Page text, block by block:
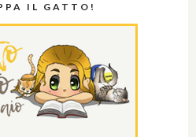
IL GATTO!